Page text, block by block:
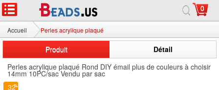
0
Accueil Perles acrylique plaqué
Produit
Détail
Perles acrylique plaqué Rond DIY émail plus de couleurs à choisir
14mm 10PC/sac Vendu par sac